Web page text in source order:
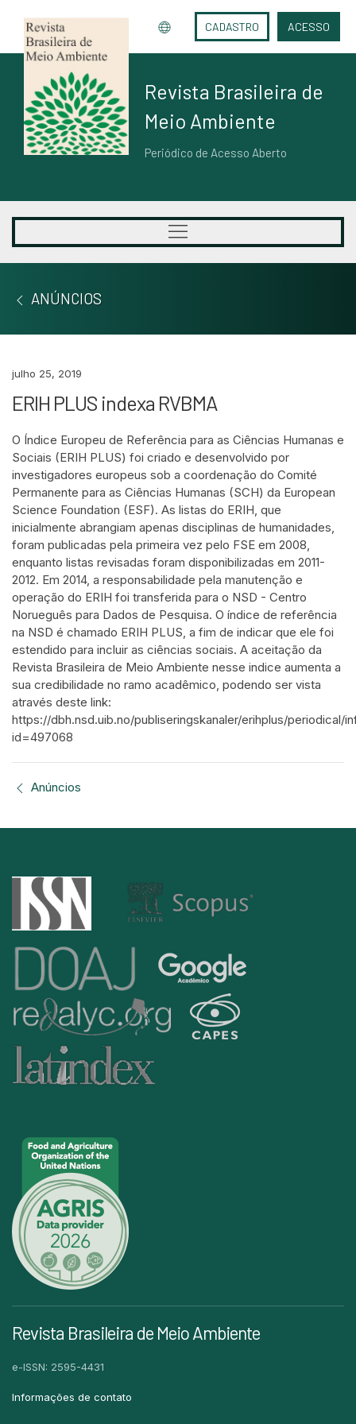
CADASTRO ACESSO
Revista Brasileira de
Meio Ambiente
Periódico de Acesso Aberto
ANÚNCIOS
julho 25, 2019
ERIH PLUS indexa RVBMA
O Índice Europeu de Referência para as Ciências Humanas e
Sociais (ERIH PLUS) foi criado e desenvolvido por
investigadores europeus sob a coordenação do Comité
Permanente para as Ciências Humanas (SCH) da European
Science Foundation (ESF). As listas do ERIH, que
inicialmente abrangiam apenas disciplinas de humanidades,
foram publicadas pela primeira vez pelo FSE em 2008,
enquanto listas revisadas foram disponibilizadas em 2011-
2012. Em 2014, a responsabilidade pela manutenção e
operação do ERIH foi transferida para o NSD - Centro
Norueguês para Dados de Pesquisa. O índice de referência
na NSD é chamado ERIH PLUS, a fim de indicar que ele foi
estendido para incluir as ciências sociais. A aceitação da
Revista Brasileira de Meio Ambiente nesse indice aumenta a
sua credibilidade no ramo acadêmico, podendo ser vista
através deste link:
https://dbh.nsd.uib.no/publiseringskanaler/erihplus/periodical/
id=497068
Anúncios
Revista Brasileira de Meio Ambiente
e-ISSN: 2595-4431
Informações de contato